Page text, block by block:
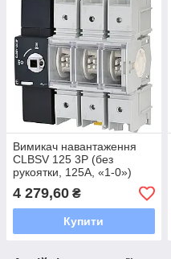
Вимикач навантаження
CLBSV 125 3P (без
рукоятки, 125А, «1-0»)
4 279,60 ₴
Купити